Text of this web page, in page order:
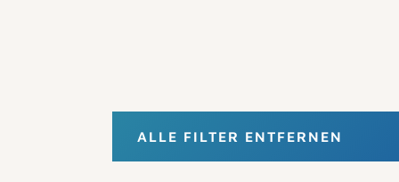
ALLE FILTER ENTFERNEN